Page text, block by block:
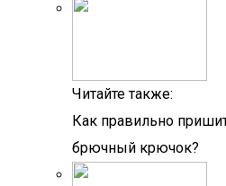
Читайте также:
Как правильно
брючный крючок?